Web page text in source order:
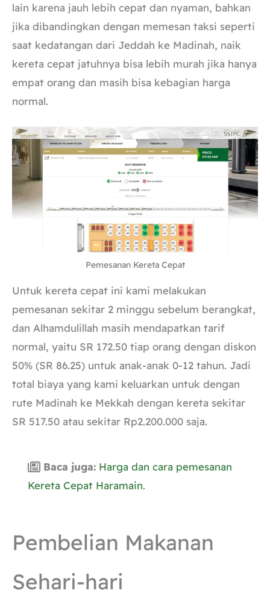
lain karena jauh lebih cepat dan nyaman, bahkan
jika dibandingkan dengan memesan taksi seperti
saat kedatangan dari Jeddah ke Madinah, naik
kereta cepat jatuhnya bisa lebih murah jika hanya
empat orang dan masih bisa kebagian harga
normal.
Pemesanan Kereta Cepat
Untuk kereta cepat ini kami melakukan
pemesanan sekitar 2 minggu sebelum berangkat,
dan Alhamdulillah masih mendapatkan tarif
normal, yaitu SR 172.50 tiap orang dengan diskon
50% (SR 86.25) untuk anak-anak 0-12 tahun. Jadi
total biaya yang kami keluarkan untuk dengan
rute Madinah ke Mekkah dengan kereta sekitar
SR 517.50 atau sekitar Rp2.200.000 saja.
Baca juga: Harga dan cara pemesanan
Kereta Cepat Haramain.
Pembelian Makanan
Sehari-hari